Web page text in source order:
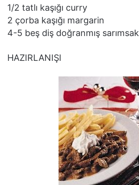
1/2 tatlı kaşığı curry
2 çorba kaşığı margarin
4-5 beş diş doğranmış sarımsak
HAZIRLANIŞI